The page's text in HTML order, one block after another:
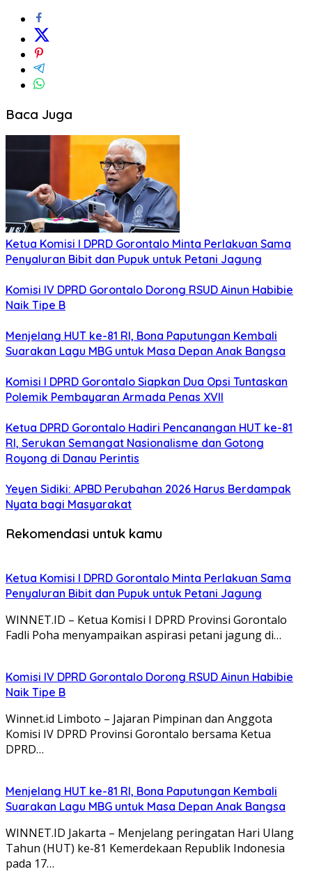
Baca Juga
Ketua Komisi I DPRD Gorontalo Minta Perlakuan Sama
Penyaluran Bibit dan Pupuk untuk Petani Jagung
Komisi IV DPRD Gorontalo Dorong RSUD Ainun Habibie
Naik Tipe B
Menjelang HUT ke-81 RI, Bona Paputungan Kembali
Suarakan Lagu MBG untuk Masa Depan Anak Bangsa
Komisi I DPRD Gorontalo Siapkan Dua Opsi Tuntaskan
Polemik Pembayaran Armada Penas XVII
Ketua DPRD Gorontalo Hadiri Pencanangan HUT ke-81
RI, Serukan Semangat Nasionalisme dan Gotong
Royong di Danau Perintis
Yeyen Sidiki: APBD Perubahan 2026 Harus Berdampak
Nyata bagi Masyarakat
Rekomendasi untuk kamu
Ketua Komisi I DPRD Gorontalo Minta Perlakuan Sama
Penyaluran Bibit dan Pupuk untuk Petani Jagung
WINNET.ID – Ketua Komisi I DPRD Provinsi Gorontalo
Fadli Poha menyampaikan aspirasi petani jagung di…
Komisi IV DPRD Gorontalo Dorong RSUD Ainun Habibie
Naik Tipe B
Winnet.id Limboto – Jajaran Pimpinan dan Anggota
Komisi IV DPRD Provinsi Gorontalo bersama Ketua
DPRD…
Menjelang HUT ke-81 RI, Bona Paputungan Kembali
Suarakan Lagu MBG untuk Masa Depan Anak Bangsa
WINNET.ID Jakarta – Menjelang peringatan Hari Ulang
Tahun (HUT) ke-81 Kemerdekaan Republik Indonesia
pada 17…